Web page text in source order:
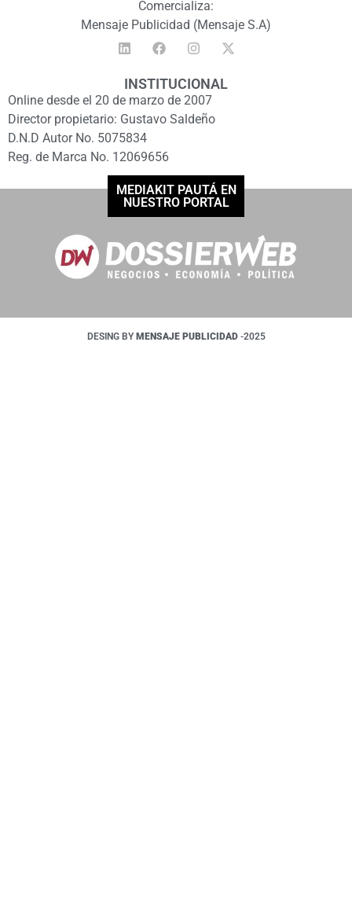
Comercializa:
Mensaje Publicidad (Mensaje S.A)
INSTITUCIONAL
Online desde el 20 de marzo de 2007
Director propietario: Gustavo Saldeño
D.N.D Autor No. 5075834
Reg. de Marca No. 12069656
MEDIAKIT PAUTÁ EN
NUESTRO PORTAL
DESING BY MENSAJE PUBLICIDAD -2025